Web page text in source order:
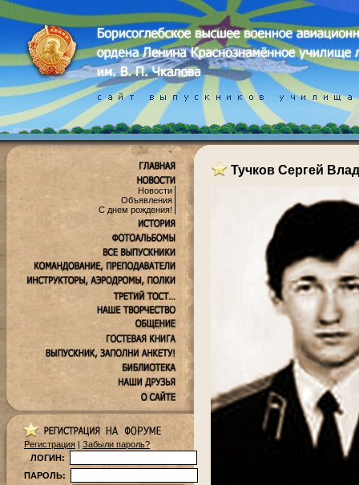
Новости
Объявления
С днем рождения!
Регистрация | Забыли пароль?
ЛОГИН:
ПАРОЛЬ:
Тучков Сергей